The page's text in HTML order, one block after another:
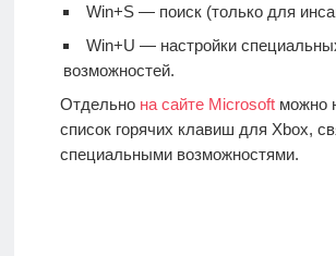
Win+S — поиск (только для
Win+U — настройки
возможностей.
Отдельно на сайте Microsoftможно
список горячих клавиш для Xbox,
специальными возможностями.